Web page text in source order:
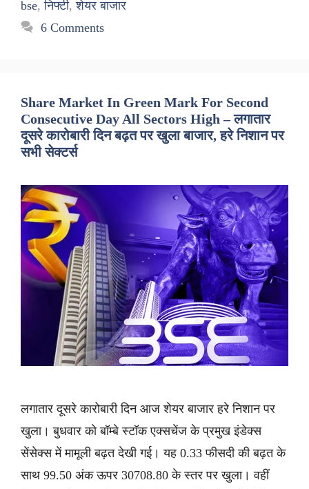
bse,निफ्टी,शेयर बाजार
6 Comments
Share Market In Green Mark For Second
Consecutive Day All Sectors High – लगातार
दूसरे कारोबारी दिन बढ़त पर खुला बाजार, हरे निशान पर
सभी सेक्टर्स
लगातार दूसरे कारोबारी दिन आज शेयर बाजार हरे निशान पर
खुला। बुधवार को बॉम्बे स्टॉक एक्सचेंज के प्रमुख इंडेक्स
सेंसेक्स में मामूली बढ़त देखी गई। यह 0.33 फीसदी की बढ़त के
साथ 99.50 अंक ऊपर 30708.80 के स्तर पर खुला। वहीं